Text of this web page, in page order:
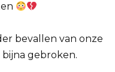
bevallen van onze
gebroken.